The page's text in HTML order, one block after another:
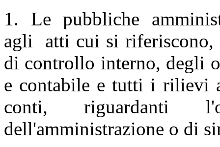
1. Le pubbliche
agli atti cui si
di controllo interno, degli
e contabile e tutti i rilievi
conti, riguardanti
dell'amministrazione o di